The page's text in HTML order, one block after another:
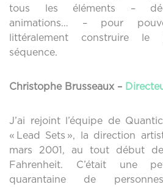
tous les éléments –
animations… – pour
littéralement construire le
séquence.
Christophe Brusseaux –
J’ai rejoint l’équipe de
« Lead Sets », la direction
mars 2001, au tout début
Fahrenheit. C’était une
quarantaine de